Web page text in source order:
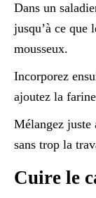
Dans un
jusqu’à ce que
mousseux.
Incorporez
ajoutez la
Mélangez juste
sans trop la
Cuire le